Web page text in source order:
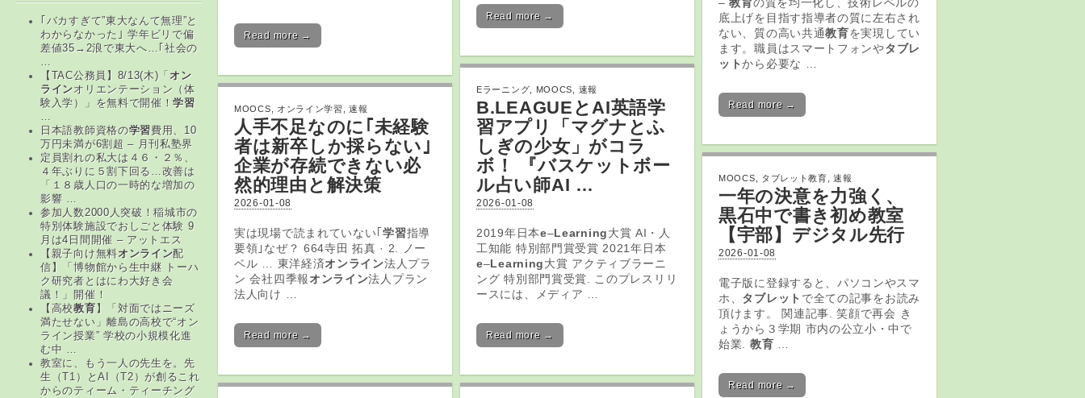
｢バカすぎて”東大なんて無理”と
わからなかった｣ 学年ビリで偏
差値35→2浪で東大へ…｢社会の
…
【TAC公務員】8/13(木)「 オン
ラインオリエンテーション（体
験入学）」を無料で開催！学習
…
日本語教師資格の学習 費用、10
万円未満が6割超 – 月刊私塾界
定員割れの私大は４６・２％、
４年ぶりに５割下回る…改善は
「１８歳人口の一時的な増加の
影響 …
参加人数2000人突破！稲城市の
特別体験施設でおしごと体験 9
月は4日間開催 – アットエス
【親子向け無料オンライン配
信】「博物館から生中継 トーハ
ク研究者とはにわ大好き会
議！」開催！
【高校教育】「対面ではニーズ
満たせない」離島の高校で“オン
ライン授業” 学校の小規模化進
む中 …
教室に、もう一人の先生を。先
生（T1）とAI（T2）が創るこれ
からのティーム・ティーチング
Read more →
Read more →
底上げを目指す指導者の質に左右され
ない、質の高い共通教育を実現してい
ます。職員はスマートフォンやタブレ
ットから必要な …
Read more →
Eラーニング MOOCS 速報
B.LEAGUEとAI英語学
習アプリ「マグナとふ
しぎの少女」がコラ
ボ！ 『バスケットボー
ル占い師AI …
2026-01-08
2019年日本e–Learning大賞 AI・人
工知能 特別部門賞受賞 2021年日本
e–Learning大賞 アクティブラーニ
ング 特別部門賞受賞. このプレスリリ
ースには、メディア …
Read more →
MOOCS オンライン学習 ,速報
人手不足なのに｢未経験
者は新卒しか採らない｣
企業が存続できない必
然的理由と解決策
2026-01-08
実は現場で読まれていない｢学習指導
要領｣なぜ？ 664寺田 拓真 · 2. ノー
ベル … 東洋経済オンライン法人プラ
ン 会社四季報オンライン法人プラン
法人向け …
Read more →
MOOCS タブレット教育 ,速報
一年の決意を力強く、
黒石中で書き初め教室
【宇部】デジタル先行
2026-01-08
電子版に登録すると、パソコンやスマ
ホ、 タブレット で全ての記事をお読み
頂けます。 関連記事. 笑顔で再会 き
ょうから３学期 市内の公立小・中で
始業. 教育
Read more →